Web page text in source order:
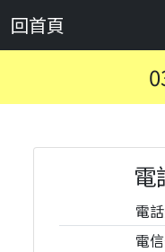
回首頁
電
電
電